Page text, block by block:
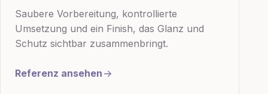
Saubere Vorbereitung, kontrollierte
Umsetzung und ein Finish, das Glanz und
Schutz sichtbar zusammenbringt.
Referenz ansehen